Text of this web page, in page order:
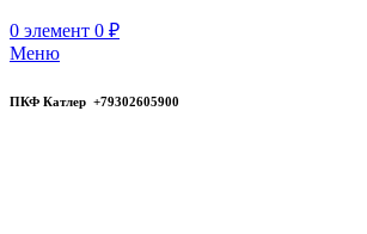
0 элемент 0 ₽
Меню
ПКФ Катлер +79302605900